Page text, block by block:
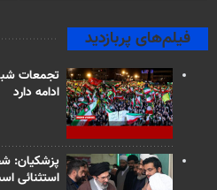
فیلم‌های پربازدید
تجمعات
ادامه دارد
پزشکیان:
استثنائی